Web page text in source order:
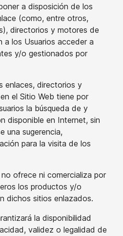
a disposición de los
(como, entre otros,
directorios y motores de
a los Usuarios acceder a
y/o gestionados por
enlaces, directorios y
el Sitio Web tiene por
la búsqueda de y
disponible en Internet, sin
una sugerencia,
para la visita de los
ofrece ni comercializa por
los productos y/o
dichos sitios enlazados.
la disponibilidad
validez o legalidad de